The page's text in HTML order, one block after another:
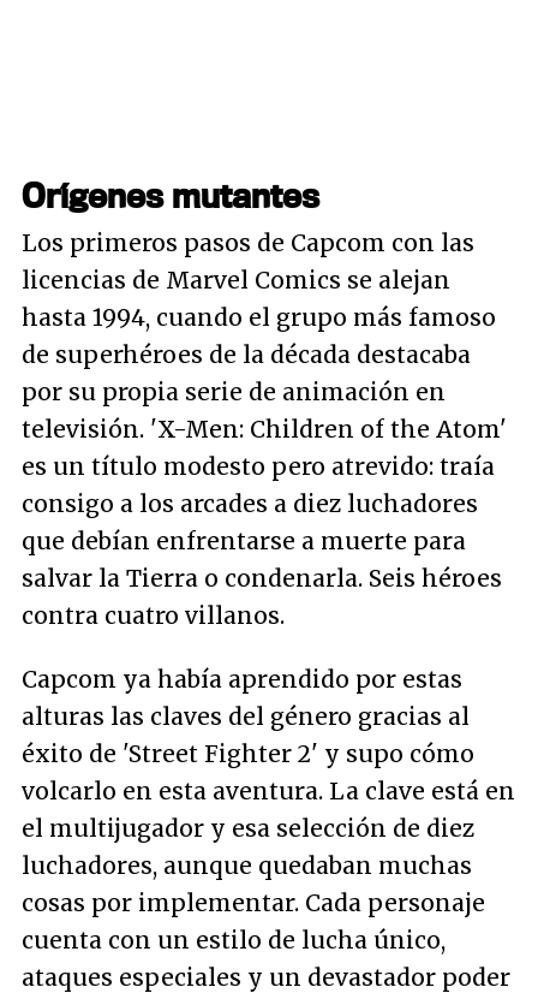
Orígenes mutantes
Los primeros pasos de Capcom con las
licencias de Marvel Comics se alejan
hasta 1994, cuando el grupo más famoso
de superhéroes de la década destacaba
por su propia serie de animación en
televisión. 'X-Men: Children of the Atom'
es un título modesto pero atrevido: traía
consigo a los arcades a diez luchadores
que debían enfrentarse a muerte para
salvar la Tierra o condenarla. Seis héroes
contra cuatro villanos.
Capcom ya había aprendido por estas
alturas las claves del género gracias al
éxito de 'Street Fighter 2' y supo cómo
volcarlo en esta aventura. La clave está en
el multijugador y esa selección de diez
luchadores, aunque quedaban muchas
cosas por implementar. Cada personaje
cuenta con un estilo de lucha único,
ataques especiales y un devastador poder